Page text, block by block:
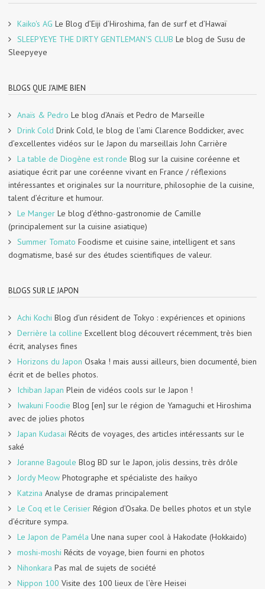
Kaiko's AG Le Blog d’Eiji d’Hiroshima, fan de surf et d’Hawaï
SLEEPYEYE THE DIRTY GENTLEMAN'S CLUB Le blog de Susu de
Sleepyeye
BLOGS QUE J'AIME BIEN
Anaïs & Pedro Le blog d’Anaïs et Pedro de Marseille
Drink Cold Drink Cold, le blog de l’ami Clarence Boddicker, avec
d’excellentes vidéos sur le Japon du marseillais John Carrière
La table de Diogène est ronde Blog sur la cuisine coréenne et
asiatique écrit par une coréenne vivant en France / réflexions
intéressantes et originales sur la nourriture, philosophie de la cuisine,
talent d’écriture et humour.
Le Manger Le blog d’éthno-gastronomie de Camille
(principalement sur la cuisine asiatique)
Summer Tomato Foodisme et cuisine saine, intelligent et sans
dogmatisme, basé sur des études scientifiques de valeur.
BLOGS SUR LE JAPON
Achi Kochi Blog d’un résident de Tokyo : expériences et opinions
Derrière la colline Excellent blog découvert récemment, très bien
écrit, analyses fines
Horizons du Japon Osaka ! mais aussi ailleurs, bien documenté, bien
écrit et de belles photos.
Ichiban Japan Plein de vidéos cools sur le Japon !
Iwakuni Foodie Blog [en] sur le région de Yamaguchi et Hiroshima
avec de jolies photos
Japan Kudasai Récits de voyages, des articles intéressants sur le
saké
Joranne Bagoule Blog BD sur le Japon, jolis dessins, très drôle
Jordy Meow Photographe et spécialiste des haikyo
Katzina Analyse de dramas principalement
Le Coq et le Cerisier Région d’Osaka. De belles photos et un style
d’écriture sympa.
Le Japon de Paméla Une nana super cool à Hakodate (Hokkaido)
moshi-moshi Récits de voyage, bien fourni en photos
Nihonkara Pas mal de sujets de société
Nippon 100 Visite des 100 lieux de l’ère Heisei